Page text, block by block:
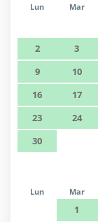
Lun Mar
2
3
9
10
16
17
23
24
30
Lun Mar
1